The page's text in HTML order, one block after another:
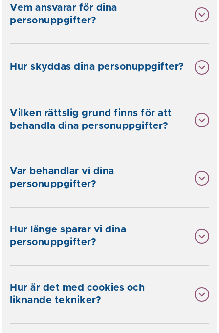
Vem ansvarar för dina
personuppgifter?
Hur skyddas dina personuppgifter?
Vilken rättslig grund finns för att
behandla dina personuppgifter?
Var behandlar vi dina
personuppgifter?
Hur länge sparar vi dina
personuppgifter?
Hur är det med cookies och
liknande tekniker?